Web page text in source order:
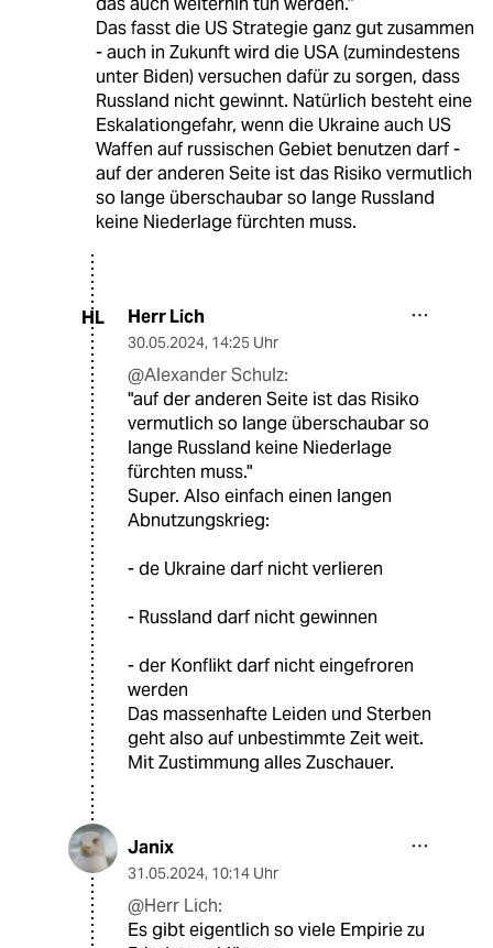
Das fasst die US Strategie ganz gut zusammen
- auch in Zukunft wird die USA (zumindestens
unter Biden) versuchen dafür zu sorgen, dass
Russland nicht gewinnt. Natürlich besteht eine
Eskalationgefahr, wenn die Ukraine auch US
Waffen auf russischen Gebiet benutzen darf -
auf der anderen Seite ist das Risiko vermutlich
so lange überschaubar so lange Russland
keine Niederlage fürchten muss.
HL Herr Lich
30.05.2024, 14:25 Uhr
@Alexander Schulz:
"auf der anderen Seite ist das Risiko
vermutlich so lange überschaubar so
lange Russland keine Niederlage
fürchten muss."
Super. Also einfach einen langen
Abnutzungskrieg:
- de Ukraine darf nicht verlieren
- Russland darf nicht gewinnen
- der Konflikt darf nicht eingefroren
werden
Das massenhafte Leiden und Sterben
geht also auf unbestimmte Zeit weit.
Mit Zustimmung alles Zuschauer.
Janix
31.05.2024, 10:14 Uhr
@Herr Lich:
Es gibt eigentlich so viele Empirie zu